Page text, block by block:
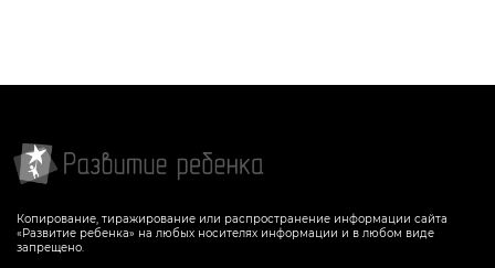
Копирование, тиражирование или распространение информации сайта
«Развитие ребенка» на любых носителях информации и в любом виде
запрещено.